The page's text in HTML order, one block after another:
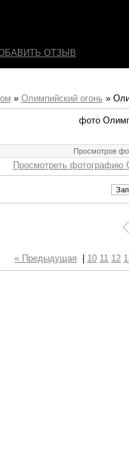
ОТЗЫВ
» Олимпийский огонь »
фото
Просмотров
Просмотреть фотографию
« Предыдущая 10 11 12